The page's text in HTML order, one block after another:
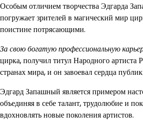
Особым отличием творчества Эдгарда
погружает зрителей в магический мир
поистине потрясающими.
За свою богатую профессиональную
цирка, получил титул Народного
странах мира, и он завоевал сердца
Эдгард Запашный является примером
объединяя в себе талант, трудолюбие и
вдохновлять новые поколения артистов.